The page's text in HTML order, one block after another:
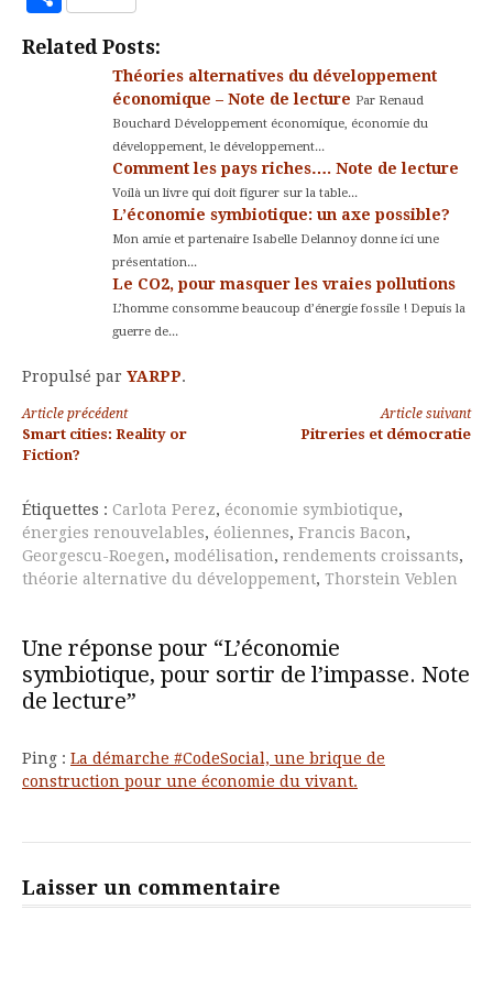
Related Posts:
Théories alternatives du développement
économique – Note de lecture Par Renaud
Bouchard Développement économique, économie du
développement, le développement...
Comment les pays riches…. Note de lecture
Voilà un livre qui doit figurer sur la table...
L’économie symbiotique: un axe possible?
Mon amie et partenaire Isabelle Delannoy donne ici une
présentation...
Le CO2, pour masquer les vraies pollutions
L’homme consomme beaucoup d’énergie fossile ! Depuis la
guerre de...
Propulsé par YARPP.
Lire
la
suite
Article précédent
Smart cities: Reality or
Fiction?
Article suivant
Pitreries et démocratie
Étiquettes : Carlota Perez, économie symbiotique,
énergies renouvelables, éoliennes, Francis Bacon,
Georgescu-Roegen, modélisation, rendements croissants,
théorie alternative du développement, Thorstein Veblen
Une réponse pour “L’économie
symbiotique, pour sortir de l’impasse. Note
de lecture”
Ping : La démarche #CodeSocial, une brique de
construction pour une économie du vivant.
Laisser un commentaire